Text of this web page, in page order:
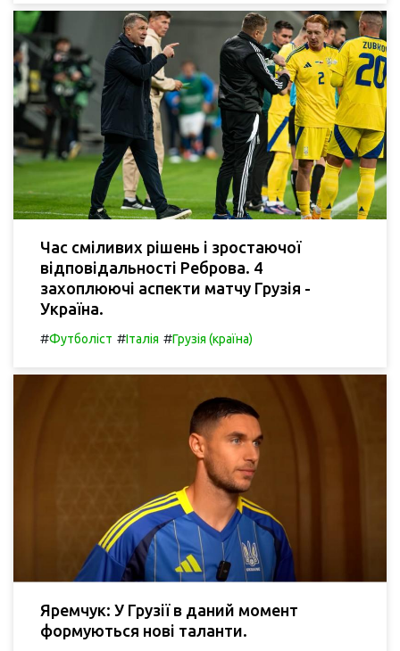
Час сміливих рішень і зростаючої
відповідальності Реброва. 4
захоплюючі аспекти матчу Грузія -
Україна.
#Футболіст #Італія #Грузія (країна)
Яремчук: У Грузії в даний момент
формуються нові таланти.